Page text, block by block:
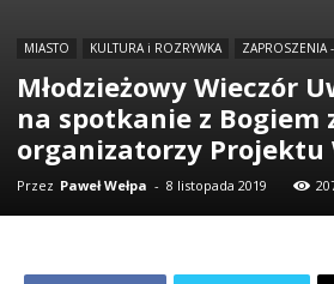
MIASTO KULTURA i ROZRYWKA ZAPROSZENIA
Młodzieżowy Wieczór
na spotkanie z Bogiem
organizatorzy Projektu
Przez Paweł Wełpa - 8 listopada 2019